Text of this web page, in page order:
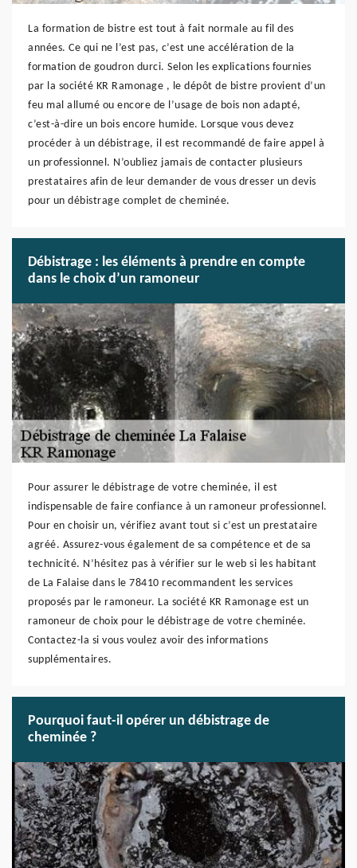
La formation de bistre est tout à fait normale au fil des
années. Ce qui ne l’est pas, c’est une accélération de la
formation de goudron durci. Selon les explications fournies
par la société KR Ramonage , le dépôt de bistre provient d’un
feu mal allumé ou encore de l’usage de bois non adapté,
c’est-à-dire un bois encore humide. Lorsque vous devez
procéder à un débistrage, il est recommandé de faire appel à
un professionnel. N’oubliez jamais de contacter plusieurs
prestataires afin de leur demander de vous dresser un devis
pour un débistrage complet de cheminée.
Débistrage : les éléments à prendre en compte
dans le choix d’un ramoneur
Pour assurer le débistrage de votre cheminée, il est
indispensable de faire confiance à un ramoneur professionnel.
Pour en choisir un, vérifiez avant tout si c’est un prestataire
agréé. Assurez-vous également de sa compétence et de sa
technicité. N’hésitez pas à vérifier sur le web si les habitant
de La Falaise dans le 78410 recommandent les services
proposés par le ramoneur. La société KR Ramonage est un
ramoneur de choix pour le débistrage de votre cheminée.
Contactez-la si vous voulez avoir des informations
supplémentaires.
Pourquoi faut-il opérer un débistrage de
cheminée ?